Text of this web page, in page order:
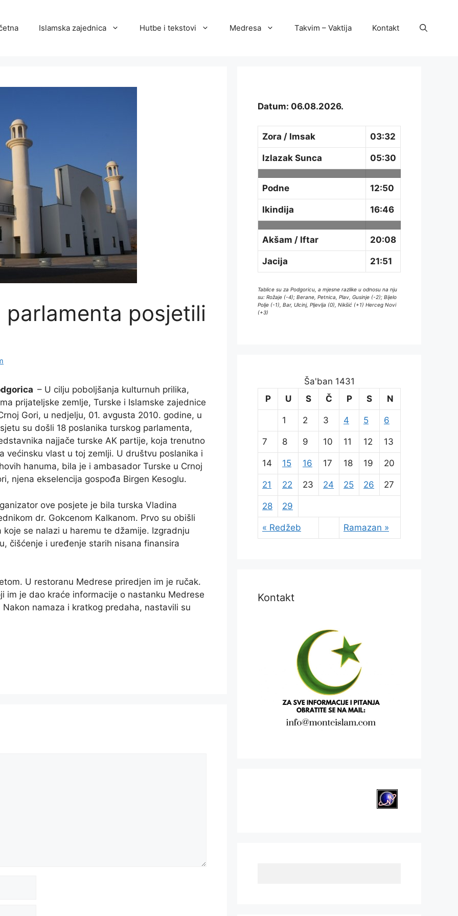
Islamska zajednica Hutbe i tekstovi Medresa Takvim – Vaktija Kontakt
posjetili
– U cilju poboljšanja kulturnuh prilika,
prijateljske zemlje, Turske i Islamske zajednice
Gori, u nedjelju, 01. avgusta 2010. godine, u
su došli 18 poslanika turskog parlamenta,
najjače turske AK partije, koja trenutno
većinsku vlast u toj zemlji. U društvu poslanika i
hanuma, bila je i ambasador Turske u Crnoj
njena ekselencija gospođa Birgen Kesoglu.
ove posjete je bila turska Vladina
dr. Gokcenom Kalkanom. Prvo su obišli
se nalazi u haremu te džamije. Izgradnju
čišćenje i uređenje starih nisana finansira
U restoranu Medrese priredjen im je ručak.
im je dao kraće informacije o nastanku Medrese
namaza i kratkog predaha, nastavili su
Datum: 06.08.2026.
Zora / Imsak 03:32
Izlazak Sunca 05:30
Podne 12:50
Ikindija 16:46
Akšam / Iftar 20:08
Jacija 21:51
Tablice su za Podgoricu, a mjesne razlike u odnosu na nju
su: Rožaje (-4); Berane, Petnica, Plav, Gusinje (-2); Bijelo
Polje (-1), Bar, Ulcinj, Pljevlja (0), Nikšić (+1) Herceg Novi
(+3)
Ša'ban 1431
P
U S Č P S N
« Redžeb Ramazan »
1 2 3 4 5 6
7 8 9 10 11 12 13
14 15 16 17 18 19 20
21 22 23 24 25 26 27
28 29
Kontakt